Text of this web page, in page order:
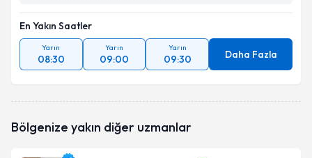
En Yakın Saatler
Yarın
08:30
Yarın
09:00
Yarın
09:30 Daha Fazla
Bölgenize yakın diğer uzmanlar